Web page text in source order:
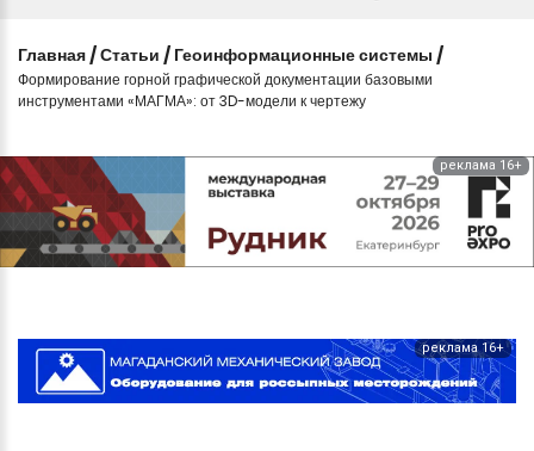
Главная /Статьи / Геоинформационные системы /
Формирование горной графической документации базовыми
инструментами «МАГМА»: от 3D-модели к чертежу
реклама 16+
реклама 16+